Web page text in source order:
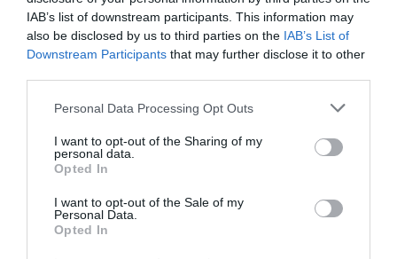
IAB’s list of downstream participants. This information may
also be disclosed by us to third parties on the IAB’s List of
Downstream Participants that may further disclose it to other
Please note that this website/app uses one or more Google
not limited to your visit or usage behaviour. You may click to
grant or deny consent to Google and its third-party tags to
use your data for below specified purposes in below Google
consent section.
Personal Data Processing Opt Outs
I want to opt-out of the Sharing of my
personal data.
Opted In
I want to opt-out of the Sale of my
Personal Data.
Opted In
Az 1977-ben, halloween éjszakáján játszódó történet
ambiciózus talkshow-házigazdát követ, aki egy
démon által megszállt lányt hív be élő adásba,
feltornázza a nézettséget.A végeredmény azonban
sem pedig a nézők nincsenek teljesen felkészülve.
szavai, a film még mindig nem kapta meg azt az
elismerést, amit megérdemelne. Ennek egyik oka